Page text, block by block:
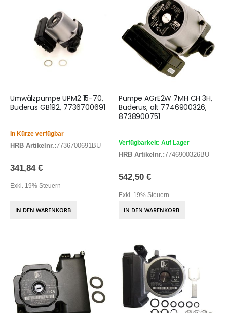
Umwälzpumpe UPM2 15-70,
Buderus GB192, 7736700691
In Kürze verfügbar
HRB Artikelnr.:7736700691BU
341,84 €
Exkl. 19% Steuern
IN DEN WARENKORB
Pumpe AGrE2W 7MH CH 3H,
Buderus, alt 7746900326,
8738900751
Verfügbarkeit: Auf Lager
HRB Artikelnr.:7746900326BU
542,50 €
Exkl. 19% Steuern
IN DEN WARENKORB